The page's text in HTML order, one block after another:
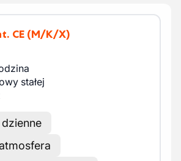
CE (M/K/X)
stałej